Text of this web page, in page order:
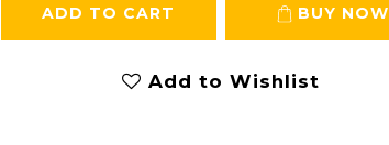
ADD TO CART BUY NOW
Add to Wishlist